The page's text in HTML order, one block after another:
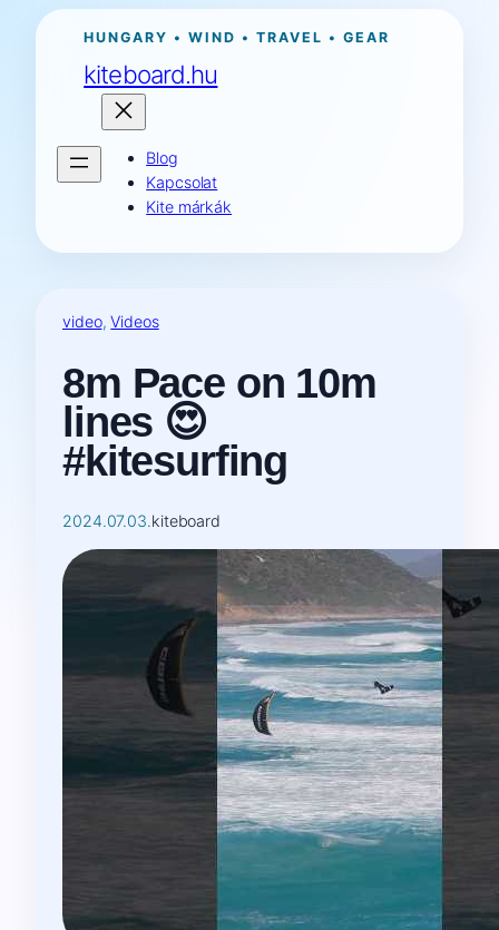
Ugrás
tartalomhoz
HUNGARY • WIND • TRAVEL • GEAR
kiteboard.hu
Blog
Kapcsolat
Kite márkák
video, Videos
8m Pace on 10m
lines 😍
#kitesurfing
2024.07.03.kiteboard